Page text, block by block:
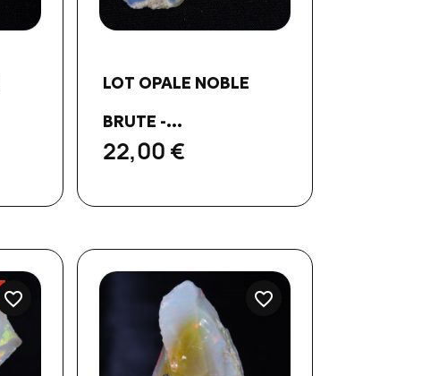
LOT OPALE NOBLE
BRUTE -...
22,00 €
favorite_border favorite_border